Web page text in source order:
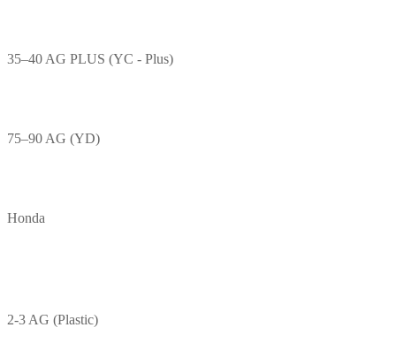
35–40 AG PLUS (YC - Plus)
75–90 AG (YD)
Honda
2-3 AG (Plastic)